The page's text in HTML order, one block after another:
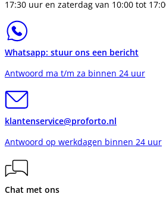
17:30 uur en zaterdag van 10:00 tot
Whatsapp: stuur ons een bericht
Antwoord ma t/m za binnen 24 uur
klantenservice@proforto.nl
Antwoord op werkdagen binnen 24 uur
Chat met ons